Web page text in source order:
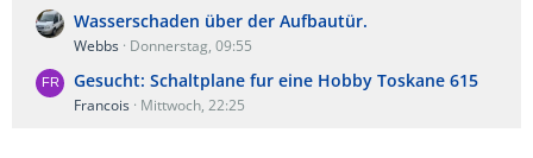
Wasserschaden über der Aufbautür.
Webbs Donnerstag, 09:55
Gesucht: Schaltplane fur eine Hobby Toskane 615
Francois Mittwoch, 22:25